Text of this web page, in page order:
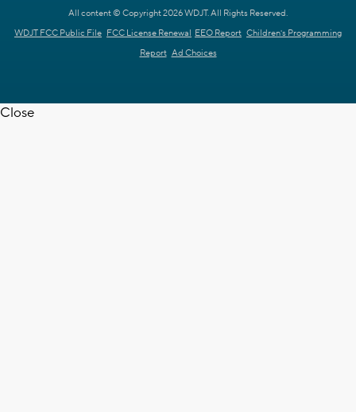
All content © Copyright 2026 WDJT. All Rights Reserved.
WDJT FCC Public File FCC License Renewal EEO Report Children's Programming
Report Ad Choices
Close